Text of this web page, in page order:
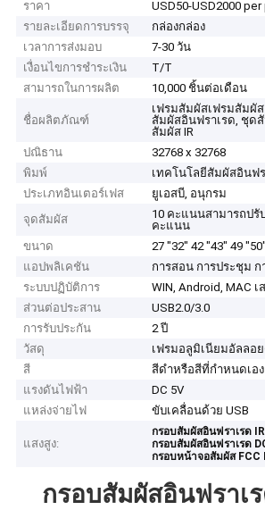
ราคา
USD50-USD2000
รายละเอียดการบรรจุ
กล่องกล่อง
เวลาการส่งมอบ
7-30 วัน
เงื่อนไขการชำระเงิน
T/T
สามารถในการผลิต
10,000 ชิ้นต่อเดือน
ชื่อผลิตภัณฑ์
เฟรมสัมผัสเฟรมสัมผั
สัมผัสอินฟราเรด, ชุด
สัมผัส IR
ปณิธาน
32768 x 32768
พิมพ์
เทคโนโลยีสัมผัสอินฟร
ประเภทอินเตอร์เฟส
ยูเอสบี, อนุกรม
จุดสัมผัส
10 คะแนนสามารถปรั
คะแนน
ขนาด
27 "32" 42 "43" 49
แอปพลิเคชัน
การสอน การประชุม
ระบบปฏิบัติการ
WIN, Android, MAC เ
ส่วนต่อประสาน
USB2.0/3.0
การรับประกัน
2 ปี
วัสดุ
เฟรมอลูมิเนียมอัลลอ
สี
สีดำหรือสีที่กำหนดเอง
แรงดันไฟฟ้า
DC 5V
แหล่งจ่ายไฟ
ขับเคลื่อนด้วย USB
แสงสูง:
กรอบสัมผัสอินฟราเรด
กรอบสัมผัสอินฟราเรด
กรอบหน้าจอสัมผัส FCC
กรอบสัมผัสอินฟราเ